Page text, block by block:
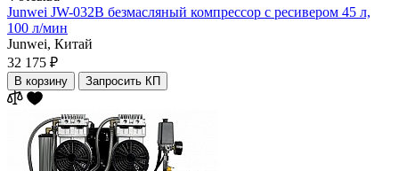
Junwei JW-032B безмасляный компрессор с ресивером 45 л,
100 л/мин
Junwei, Китай
32 175 ₽
В корзину Запросить КП